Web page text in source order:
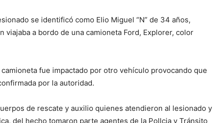
se identificó como Elio Miguel “N” de 34 años,
viajaba a bordo de una camioneta Ford, Explorer, color
fue impactado por otro vehículo provocando que
por la autoridad.
de rescate y auxilio quienes atendieron al lesionado y
del hecho tomaron parte agentes de la Pollcia y Tránsito